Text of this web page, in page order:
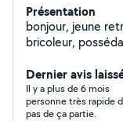
Présentation
bonjour, jeune
bricoleur, possédant véhicule avec remorque de grande
Dernier avis
Il y a plus de 6 mois
personne très rapide
pas de ça partie.